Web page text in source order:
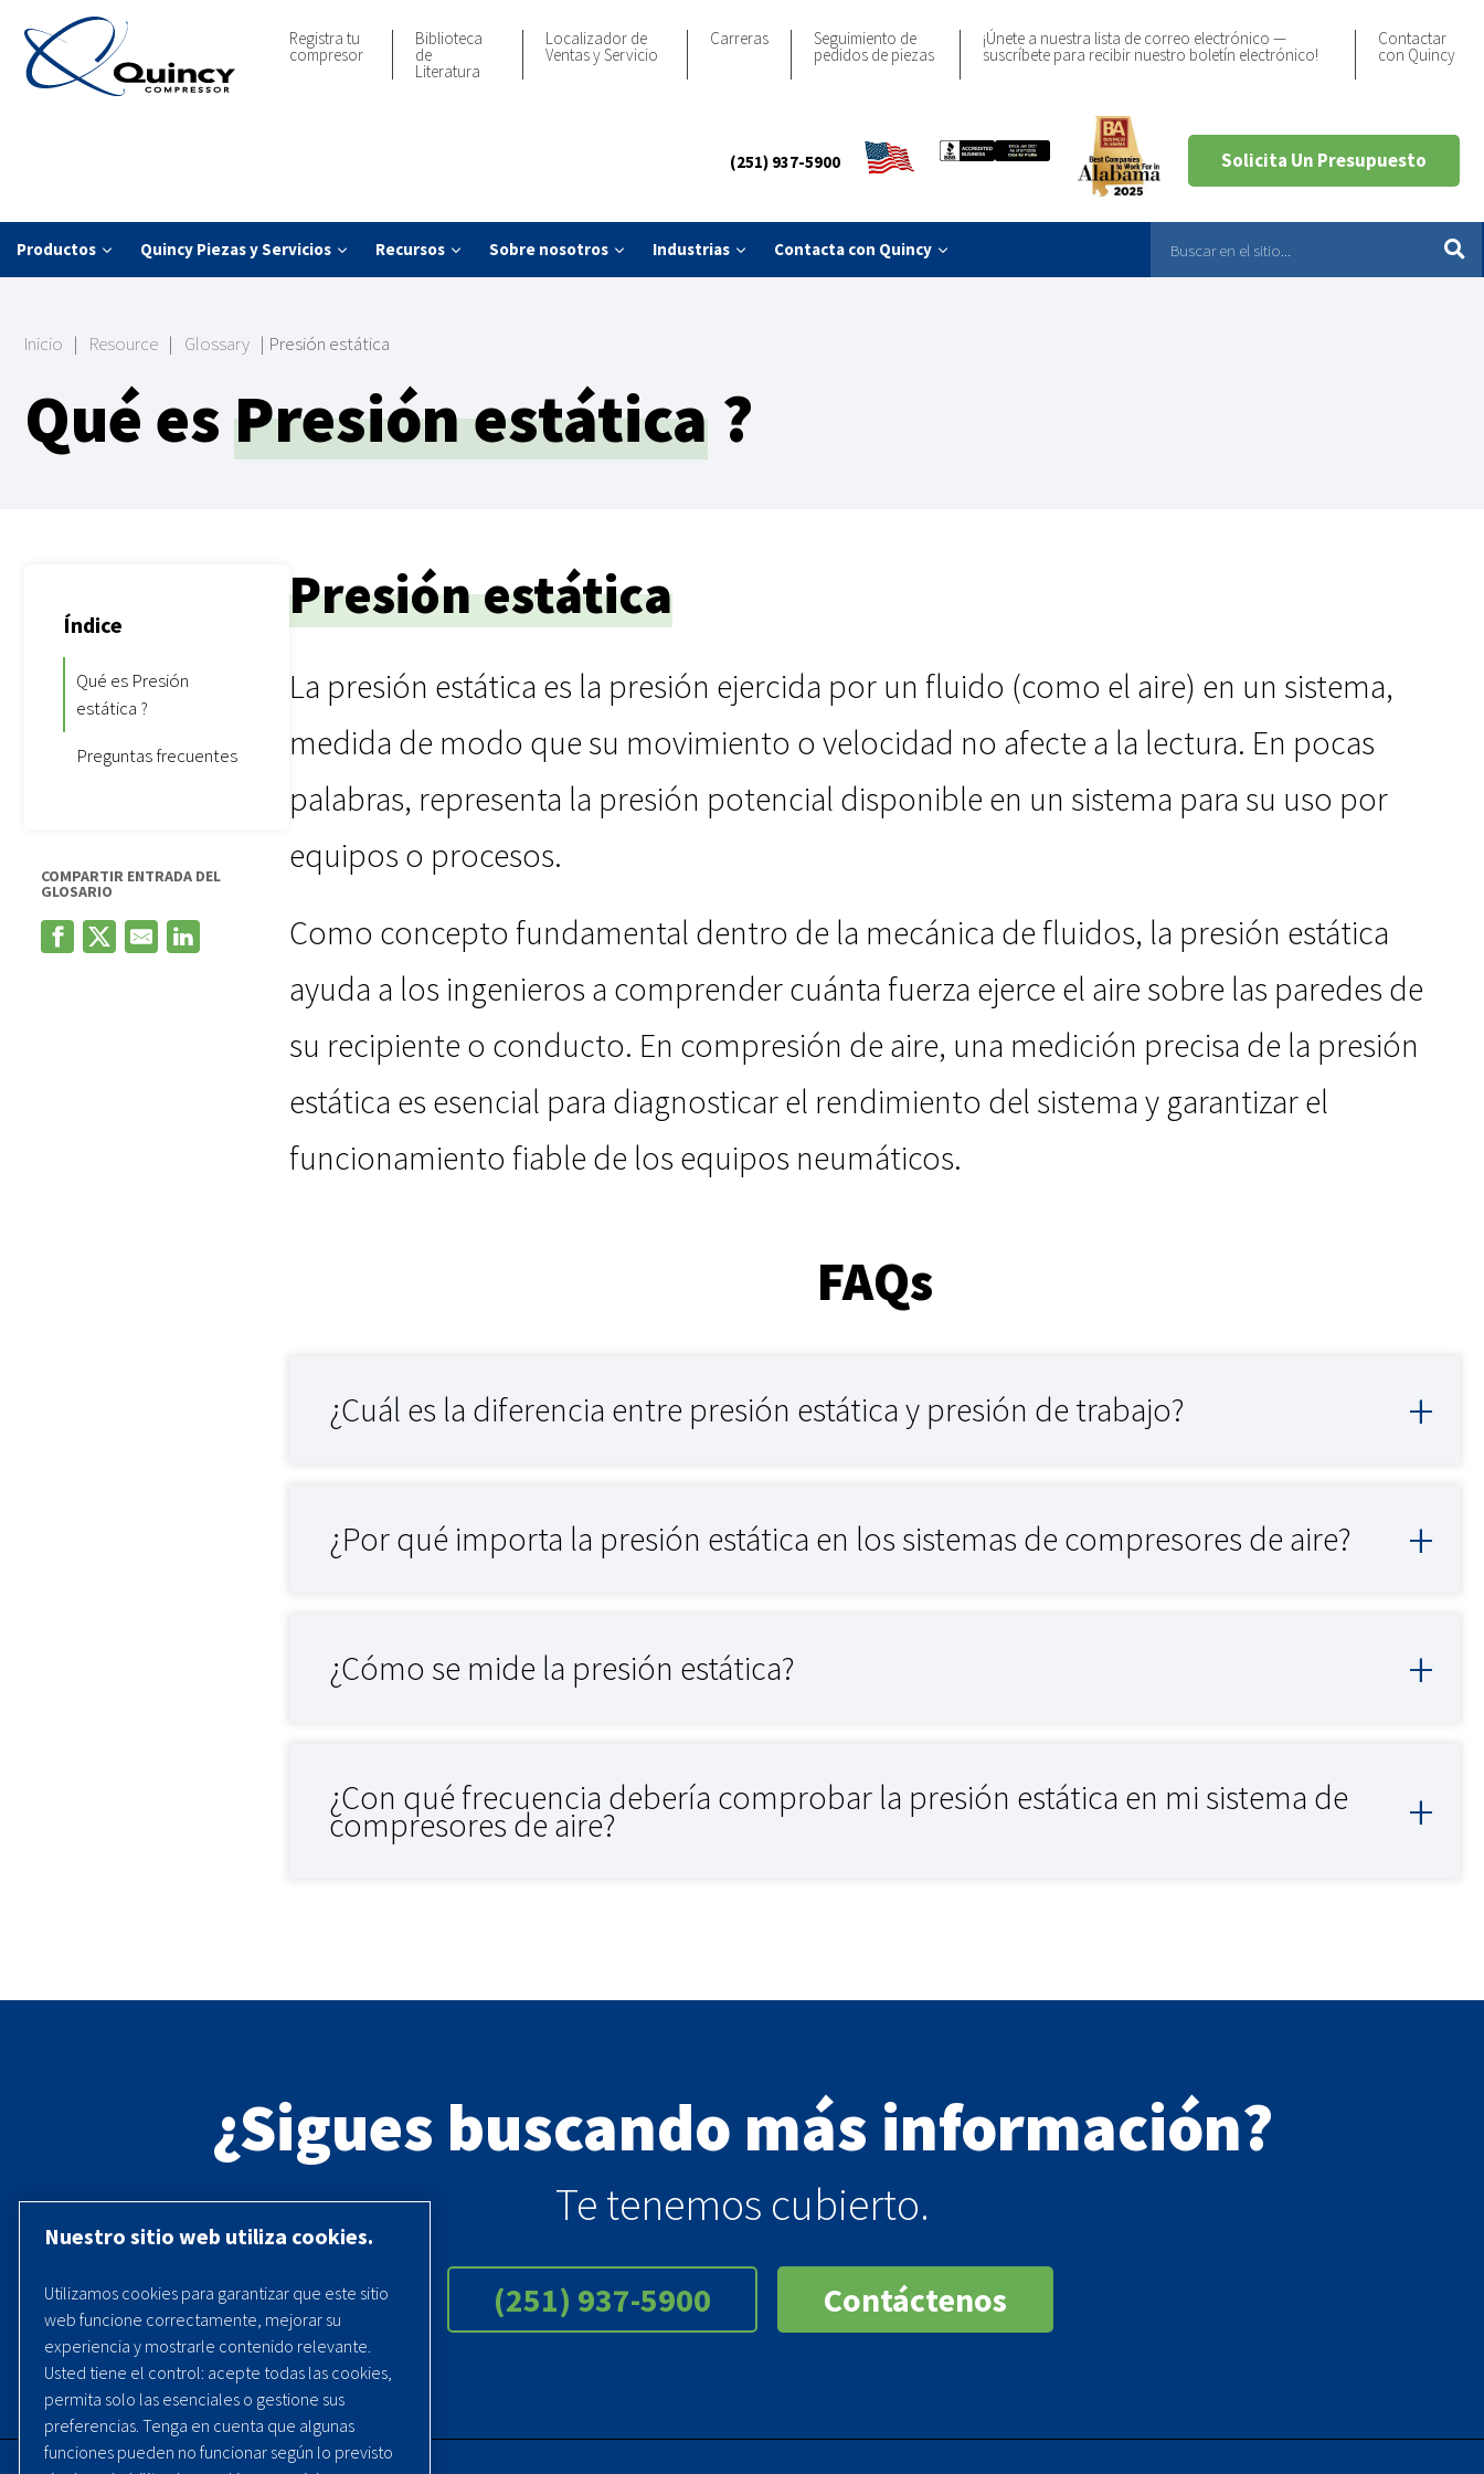
Registra tu
compresor
Biblioteca
de
Literatura
Localizador de
Ventas y Servicio
Carreras Seguimiento de
pedidos de piezas
¡Únete a nuestra lista de correo electrónico —
suscríbete para recibir nuestro boletín electrónico!
Contactar
con Quincy
(251) 937-5900 Solicita Un Presupuesto
Productos Quincy Piezas y Servicios Recursos Sobre nosotros Industrias Contacta con Quincy
Inicio | Resource | Glossary | Presión estática
Qué esPresión estática ?
Índice
Qué es Presión
estática ?
Preguntas frecuentes
COMPARTIR ENTRADA DEL
GLOSARIO
Presión estática
La presión estática es la presión ejercida por un fluido (como el aire) en un sistema,
medida de modo que su movimiento o velocidad no afecte a la lectura. En pocas
palabras, representa la presión potencial disponible en un sistema para su uso por
equipos o procesos.
Como concepto fundamental dentro de la mecánica de fluidos, la presión estática
ayuda a los ingenieros a comprender cuánta fuerza ejerce el aire sobre las paredes de
su recipiente o conducto. En compresión de aire, una medición precisa de la presión
estática es esencial para diagnosticar el rendimiento del sistema y garantizar el
funcionamiento fiable de los equipos neumáticos.
FAQs
¿Cuál es la diferencia entre presión estática y presión de trabajo?
¿Por qué importa la presión estática en los sistemas de compresores de aire?
¿Cómo se mide la presión estática?
¿Con qué frecuencia debería comprobar la presión estática en mi sistema de
compresores de aire?
¿Sigues buscando más información?
Te tenemos cubierto.
(251) 937-5900 Contáctenos
Nuestro sitio web utiliza cookies.
Utilizamos cookies para garantizar que este sitio
web funcione correctamente, mejorar su
experiencia y mostrarle contenido relevante.
Usted tiene el control: acepte todas las cookies,
permita solo las esenciales o gestione sus
preferencias. Tenga en cuenta que algunas
funciones pueden no funcionar según lo previsto